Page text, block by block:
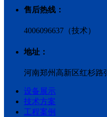
售后热线：
4006096637（技术）
地址：
河南郑州高新区红杉路
设备展示
技术方案
工程案例